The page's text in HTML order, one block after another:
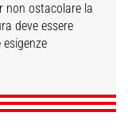
non ostacolare la
deve essere
per pneumatici
per tubazioni
SCOPRI
per gallerie
con tetto
SCOPRI